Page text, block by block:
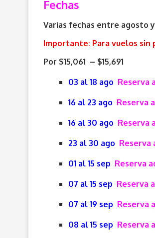
Fechas
Varias fechas entre agosto
Importante: Para vuelos sin
Por $15,061 – $15,691
03 al 18 ago Reserva
16 al 23 ago Reserva
16 al 30 ago Reserva
23 al 30 ago Reserva
01 al 15 sep Reserva
07 al 15 sep Reserva
07 al 19 sep Reserva
08 al 15 sep Reserva